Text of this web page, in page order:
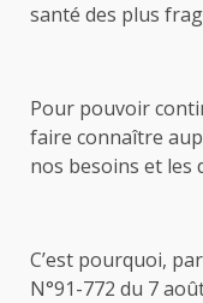
santé des plus
Pour pouvoir
faire connaître
nos besoins et les
C’est pourquoi,
N°91-772 du 7